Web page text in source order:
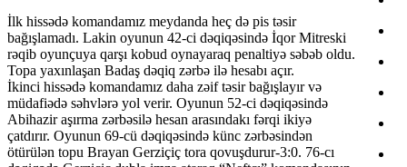
İlk hissədə komandamız meydanda heç də pis təsir
bağışlamadı. Lakin oyunun 42-ci dəqiqəsində İqor Mitreski
rəqib oyunçuya qarşı kobud oynayaraq penaltiyə səbəb oldu.
Topa yaxınlaşan Badaş dəqiq zərbə ilə hesabı açır.
İkinci hissədə komandamız daha zəif təsir bağışlayır və
müdafiədə səhvlərə yol verir. Oyunun 52-ci dəqiqəsində
Abihazir aşırma zərbəsilə hesan arasındakı fərqi ikiyə
çatdırır. Oyunun 69-cü dəqiqəsində künc zərbəsindən
ötürülən topu Brayan Gerziçiç tora qovuşdurur-3:0. 76-cı